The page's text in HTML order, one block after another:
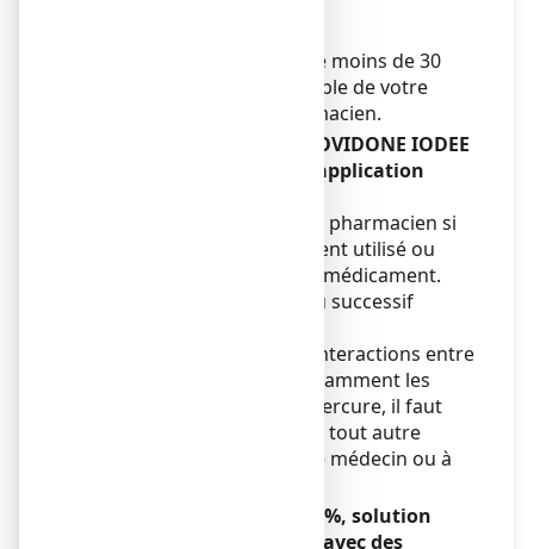
L'utilisation chez l'enfant de moins de 30
mois nécessite l'avis préalable de votre
médecin ou de votre pharmacien.
Autres médicaments et POVIDONE IODEE
%, solution pour application
Informez votre médecin ou pharmacien si
vous utilisez, avez récemment utilisé ou
pourriez utiliser tout autre médicament.
Eviter l'emploi simultané ou successif
Afin d'éviter d'éventuelles interactions entre
plusieurs médicaments notamment les
antiseptiques dérivés du mercure, il faut
signaler systématiquement tout autre
traitement en cours à votre médecin ou à
%, solution
pour application cutanée avec des